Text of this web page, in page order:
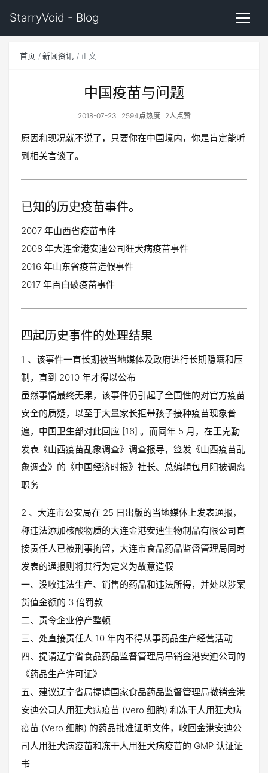
StarryVoid - Blog
首页 新闻资讯 正文
中国疫苗与问题
2018-07-23 2594点热度 2人点赞
原因和现况就不说了，只要你在中国境内，你是肯定能听
到相关言谈了。
已知的历史疫苗事件。
2007 年山西省疫苗事件
2008 年大连金港安迪公司狂犬病疫苗事件
2016 年山东省疫苗造假事件
2017 年百白破疫苗事件
四起历史事件的处理结果
1 、该事件一直长期被当地媒体及政府进行长期隐瞒和压
制，直到 2010 年才得以公布
虽然事情最终无果，该事件仍引起了全国性的对官方疫苗
安全的质疑，以至于大量家长拒带孩子接种疫苗现象普
遍，中国卫生部对此回应 [16] 。而同年 5 月，在王克勤
发表《山西疫苗乱象调查》调查报导，签发《山西疫苗乱
象调查》的《中国经济时报》社长、总编辑包月阳被调离
职务
2 、大连市公安局在 25 日出版的当地媒体上发表通报，
称违法添加核酸物质的大连金港安迪生物制品有限公司直
接责任人已被刑事拘留，大连市食品药品监督管理局同时
发表的通报则将其行为定义为故意造假
一、没收违法生产、销售的药品和违法所得，并处以涉案
货值金额的 3 倍罚款
二、责令企业停产整顿
三、处直接责任人 10 年内不得从事药品生产经营活动
四、提请辽宁省食品药品监督管理局吊销金港安迪公司的
《药品生产许可证》
五、建议辽宁省局提请国家食品药品监督管理局撤销金港
安迪公司人用狂犬病疫苗 (Vero 细胞) 和冻干人用狂犬病
疫苗 (Vero 细胞) 的药品批准证明文件，收回金港安迪公
司人用狂犬病疫苗和冻干人用狂犬病疫苗的 GMP 认证证
书